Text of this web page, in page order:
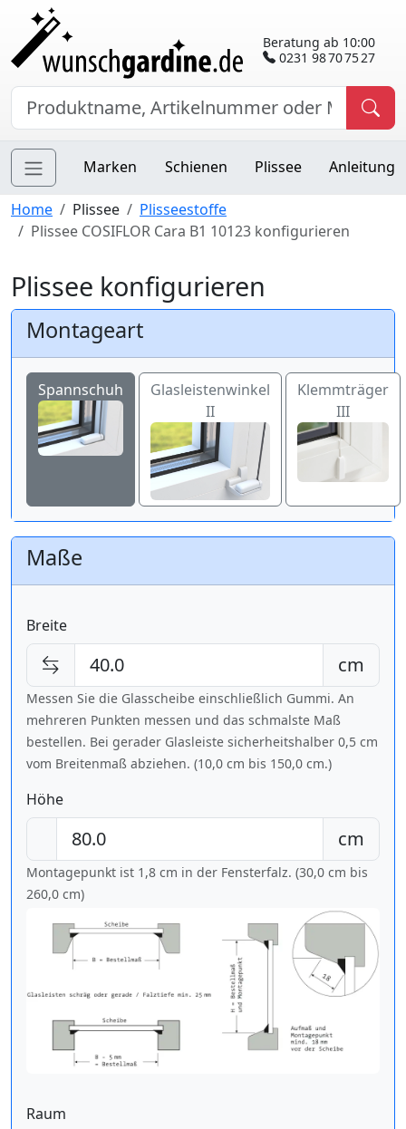
Beratung ab 10:00
0231 98 70 75 27
Marken Schienen Plissee Anleitung
Home Plissee
Plisseestoffe
Plissee COSIFLOR Cara B1 10123 konfigurieren
Plissee konfigurieren
Montageart
Spannschuh
Glasleistenwinkel
II
Klemmträger
III
Maße
Breite
cm
Messen Sie die Glasscheibe einschließlich Gummi. An
mehreren Punkten messen und das schmalste Maß
bestellen. Bei gerader Glasleiste sicherheitshalber 0,5 cm
vom Breitenmaß abziehen. (10,0 cm bis 150,0 cm.)
Höhe
cm
Montagepunkt ist 1,8 cm in der Fensterfalz. (30,0 cm bis
260,0 cm)
Raum